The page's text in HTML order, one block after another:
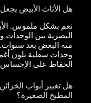
هل الأثاث الأبيض
نعم بشكل ملموس.
البصرية بين الوحدات
منه البعض بعد
وحدات سفلية بلون
الحفاظ على الإحساس
هل تغيير أبواب
المطبخ الصغيرة؟